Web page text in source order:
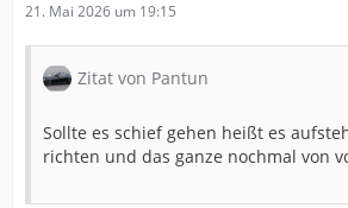
21. Mai 2026 um 19:15
Zitat von Pantun
Sollte es schief gehen heißt es
richten und das ganze nochmal von